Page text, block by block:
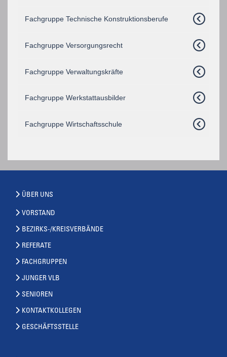
Fachgruppe Technische Konstruktionsberufe
Fachgruppe Versorgungsrecht
Fachgruppe Verwaltungskräfte
Fachgruppe Werkstattausbilder
Fachgruppe Wirtschaftsschule
ÜBER UNS
VORSTAND
BEZIRKS-/KREISVERBÄNDE
REFERATE
FACHGRUPPEN
JUNGER VLB
SENIOREN
KONTAKTKOLLEGEN
GESCHÄFTSSTELLE